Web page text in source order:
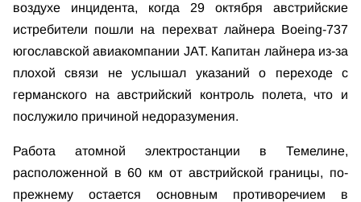
воздухе инцидента, когда 29 октября австрийские
истребители пошли на перехват лайнера Boeing-737
югославской авиакомпании JAT. Капитан лайнера из-за
плохой связи не услышал указаний о переходе с
германского на австрийский контроль полета, что и
послужило причиной недоразумения.
Работа атомной электростанции в Темелине,
расположенной в 60 км от австрийской границы, по-
прежнему остается основным противоречием в